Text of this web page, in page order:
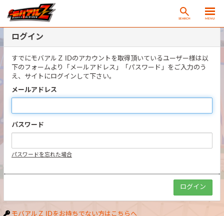
SEARCH MENU
ログイン
すでにモバアルＺ IDのアカウントを取得頂いているユーザー様は以
下のフォームより「メールアドレス」「パスワード」をご入力のう
え、サイトにログインして下さい。
メールアドレス
パスワード
パスワードを忘れた場合
モバアルＺ IDをお持ちでない方はこちらへ